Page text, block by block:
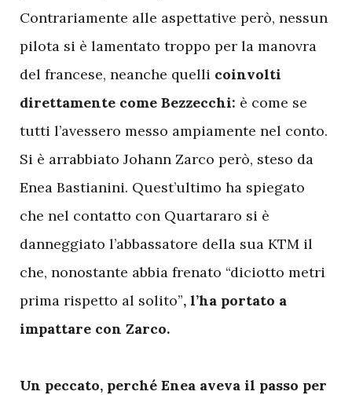
Contrariamente alle aspettative però, nessun
pilota si è lamentato troppo per la manovra
del francese, neanche quelli coinvolti
direttamente come Bezzecchi: è come se
tutti l’avessero messo ampiamente nel conto.
Si è arrabbiato Johann Zarco però, steso da
Enea Bastianini. Quest’ultimo ha spiegato
che nel contatto con Quartararo si è
danneggiato l’abbassatore della sua KTM il
che, nonostante abbia frenato “diciotto metri
prima rispetto al solito”, l’ha portato a
impattare con Zarco.
Un peccato, perché Enea aveva il passo per